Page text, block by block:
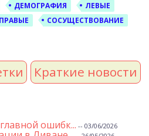
ДЕМОГРАФИЯ
ЛЕВЫЕ
СОСУЩЕСТВОВАНИЕ
Краткие новости
ошибк... -- 03/06/2026